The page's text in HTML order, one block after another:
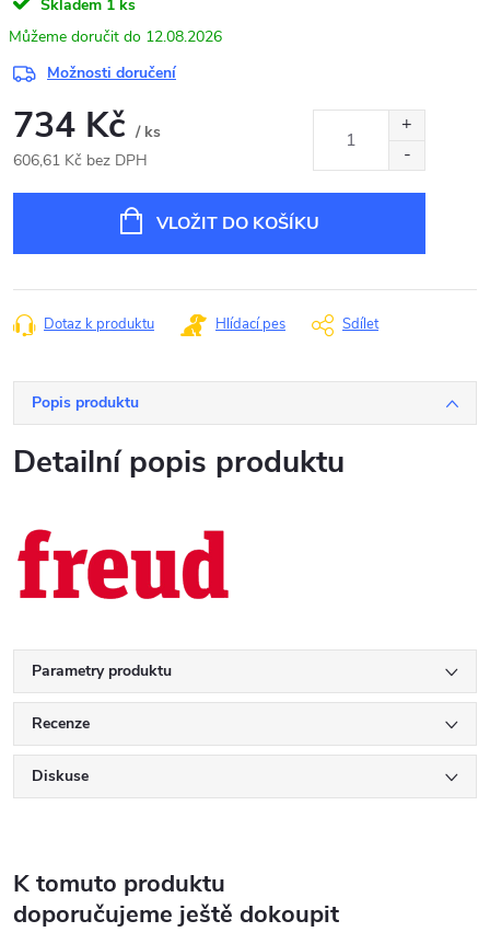
Skladem 1 ks
12.08.2026
Možnosti doručení
734 Kč / ks
606,61 Kč bez DPH
VLOŽIT DO KOŠÍKU
Dotaz k produktu Hlídací pes Sdílet
Popis produktu
Detailní popis produktu
Parametry produktu
Recenze
Diskuse
K tomuto produktu
doporučujeme ještě dokoupit